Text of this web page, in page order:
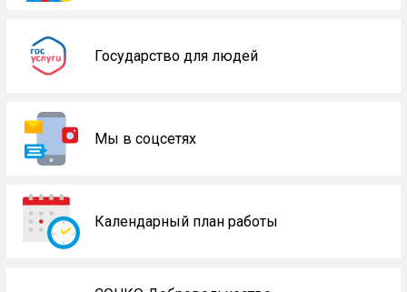
Государство для людей
Мы в соцсетях
Календарный план работы